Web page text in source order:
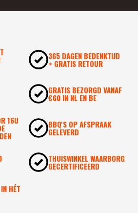
365 DAGEN BEDENKTIJD
+ GRATIS RETOUR
GRATIS BEZORGD VANAF
€60 IN NL EN BE
16U BBQ'S OP AFSPRAAK
GELEVERD
THUISWINKEL WAARBORG
GECERTIFICEERD
HÉT